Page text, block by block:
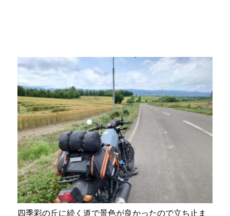
四季彩の丘に続く道で景色が良かったので立ち止ま